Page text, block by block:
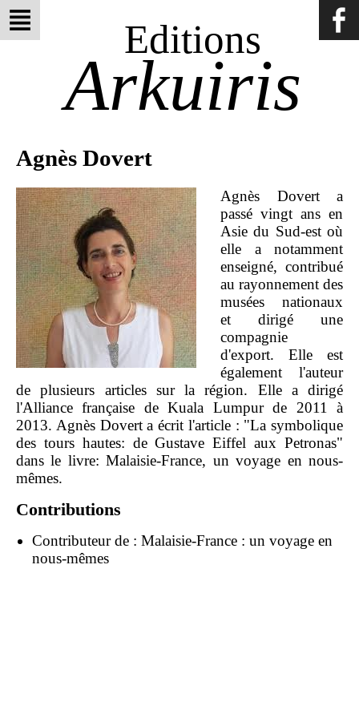
Editions
Arkuiris
Agnès Dovert
Agnès Dovert a
passé vingt ans en
Asie du Sud-est où
elle a notamment
enseigné, contribué
au rayonnement des
musées nationaux
et dirigé une
compagnie
d'export. Elle est
également l'auteur
de plusieurs articles sur la région. Elle a dirigé
l'Alliance française de Kuala Lumpur de 2011 à
2013. Agnès Dovert a écrit l'article : "La symbolique
des tours hautes: de Gustave Eiffel aux Petronas"
dans le livre: Malaisie-France, un voyage en nous-
mêmes.
Contributions
Contributeur de : Malaisie-France : un voyage en
nous-mêmes